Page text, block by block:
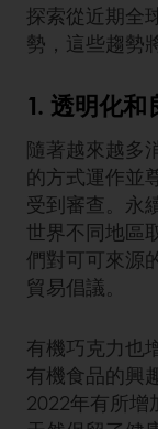
探索從近期全
勢，這些趨勢
1. 透明化
隨著越來越多
的方式運作並
受到審查。永
世界不同地區
們對可可來源
貿易倡議。
有機巧克力也
有機食品的興
2022年有所增